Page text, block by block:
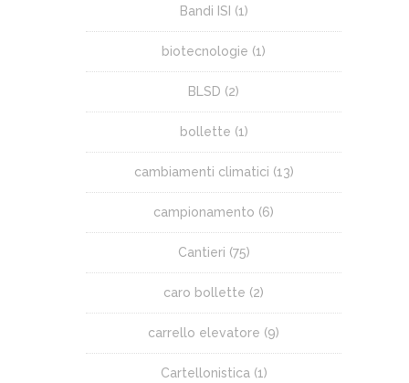
Bandi ISI (1)
biotecnologie (1)
BLSD (2)
bollette (1)
cambiamenti climatici (13)
campionamento (6)
Cantieri (75)
caro bollette (2)
carrello elevatore (9)
Cartellonistica (1)